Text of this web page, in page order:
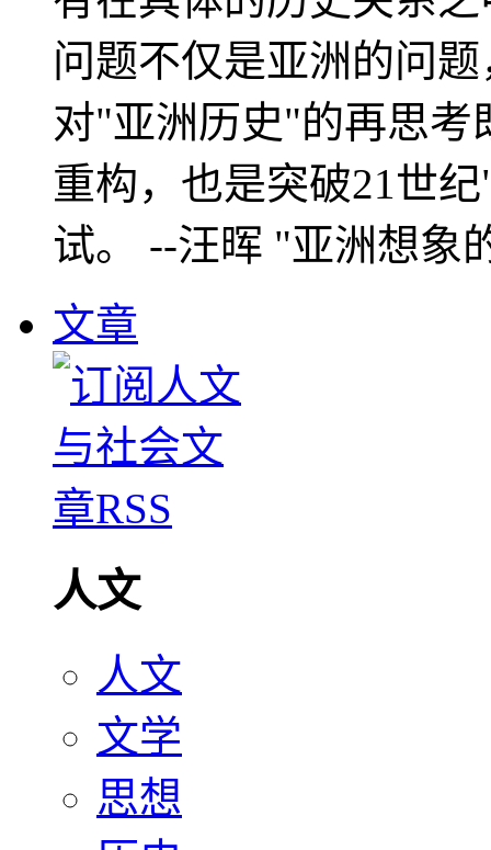
问题不仅是亚洲的问
对"亚洲历史"的再思考
重构，也是突破21世
试。 --汪晖 "亚洲想象
文章
人文
人文
文学
思想